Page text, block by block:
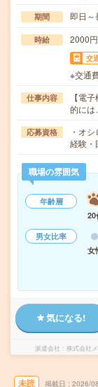
期間 即日～
時給 2000円
交
※交通
仕事内容
【電
的に
応募資格
・オ
経験・
職場の雰囲気
年齢層
20
男女比率
女
気になる!
派遣会社 株式会社
未読 掲載日 2026/